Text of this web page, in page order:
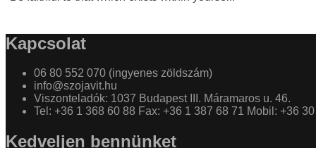
Kapcsolat
06 80 552 070 (ingyenes zöldszám)
info@szojavit.hu
Viszonteladók: 1037 Budapest III. Máramaros u. 46.
Tel: +36 1 368 60 88 Fax: +36 1 387 68 71 Mobil: +36
Kedveljen bennünket